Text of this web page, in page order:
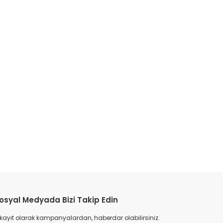
Medyada Bizi Takip Edin
olarak kampanyalardan, haberdar olabilirsiniz.